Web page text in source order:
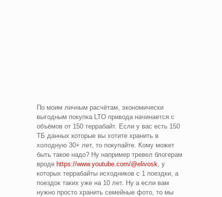
По моим личным расчётам, экономически
выгодным покупка LTO привода начинается с
объёмов от 150 террабайт. Если у вас есть 150
ТБ данных которые вы хотите хранить в
холодную 30+ лет, то покупайте. Кому может
быть такое надо? Ну например тревел блогерам
вроде https://www.youtube.com/@elivosk , у
которых террабайты исходников с 1 поездки, а
поездок таких уже на 10 лет. Ну а если вам
нужно просто хранить семейные фото, то мы